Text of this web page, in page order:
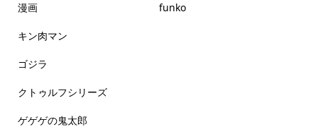
漫画
キン肉マン
ゴジラ
クトゥルフシリーズ
ゲゲゲの鬼太郎
funko